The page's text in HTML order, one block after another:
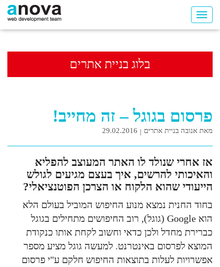
בלוג בניית אתרים
פרסום בגוגל – זה מחייב!
מאת אנובה בניית אתרים 29.02.2016
אז אחרי שנולד לו האתר המעוצב להפליא
והאיכותי להרשים, איך בעצם מגיעים לגולש
הייעודי שהוא הלקוח או הצרכן הפוטנציאלי?
בחוד החנית נמצא מנוע החיפוש המוביל בעולם הלא
הוא Google (גוגל), רוב החיפושים מתחילים בגוגל
כברירת מחדל ולכן כדאי וחשוב לקחת אותו כנקודת
המוצא לפרסום באינטרנט. למעשה גוגל מציע מספר
אפשרויות לעלות בתוצאות החיפוש חלקם ע"י פרסום